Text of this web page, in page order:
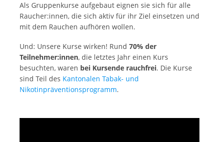
Als Gruppenkurse aufgebaut eignen sie sich für alle
Raucher:innen, die sich aktiv für ihr Ziel einsetzen und
mit dem Rauchen aufhören wollen.
Und: Unsere Kurse wirken! Rund 70% der
Teilnehmer:innen, die letztes Jahr einen Kurs
besuchten, waren bei Kursende rauchfrei. Die Kurse
sind Teil des Kantonalen Tabak- und
Nikotinpräventionsprogramm.